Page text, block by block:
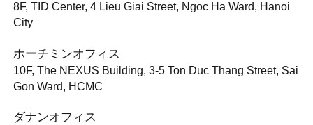
8F, TID Center, 4 Lieu Giai Street, Ngoc Ha Ward, Hanoi
City
ホーチミンオフィス
10F, The NEXUS Building, 3-5 Ton Duc Thang Street, Sai
Gon Ward, HCMC
ダナンオフィス